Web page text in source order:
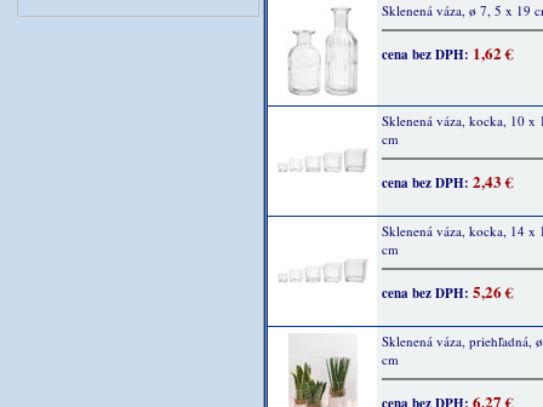
Sklenená váza, ø 7, 5 x 19
cena bez DPH: 1,62 €
Sklenená váza, kocka, 10 x
cm
cena bez DPH: 2,43 €
Sklenená váza, kocka, 14 x
cm
cena bez DPH: 5,26 €
Sklenená váza, priehľadná,
cm
6,27 €